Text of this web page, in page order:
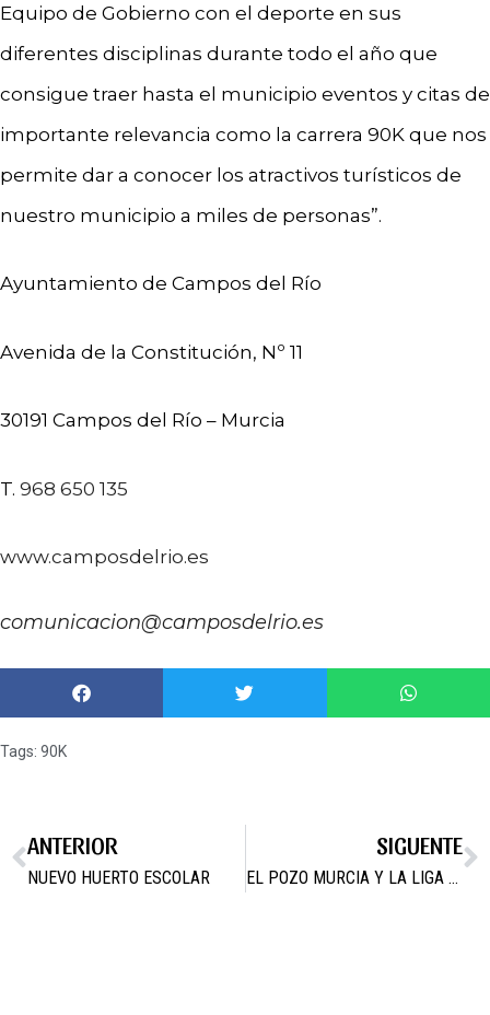
Equipo de Gobierno con el deporte en sus
diferentes disciplinas durante todo el año que
consigue traer hasta el municipio eventos y citas de
importante relevancia como la carrera 90K que nos
permite dar a conocer los atractivos turísticos de
nuestro municipio a miles de personas”.
Ayuntamiento de Campos del Río
Avenida de la Constitución, Nº 11
30191 Campos del Río – Murcia
T. 968 650 135
www.camposdelrio.es
comunicacion@camposdelrio.es
Tags: 90K
ANTERIOR
NUEVO HUERTO ESCOLAR
SIGUENTE
EL POZO MURCIA Y LA LIGA NACIONAL DE FÚTBOL SALA ELIGEN CAMPOS DEL RÍO PARA GRABAR EL NUEVO CURSO ONLINE PARA ENTRENADORES